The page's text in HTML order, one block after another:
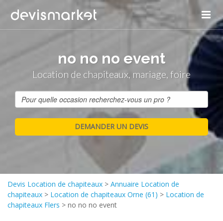
no no no event
Location de chapiteaux, mariage, foire
Devis Location de chapiteaux > Annuaire Location de
chapiteaux > Location de chapiteaux Orne (61) > Location de
chapiteaux Flers > no no no event